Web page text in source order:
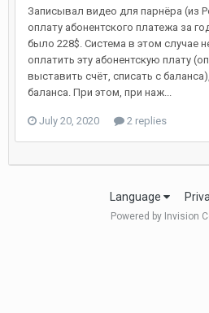
Записывал видео для парнёра (из
оплату абонентского платежа за
было 228$. Система в этом случае
оплатить эту абонентскую плату
выставить счёт, списать с
баланса. При этом, при наж...
July 20, 2020 2 replies
Language
Powered by Invision